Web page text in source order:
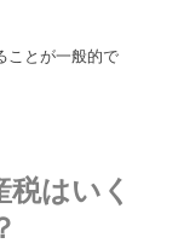
ことが一般的で
はいく